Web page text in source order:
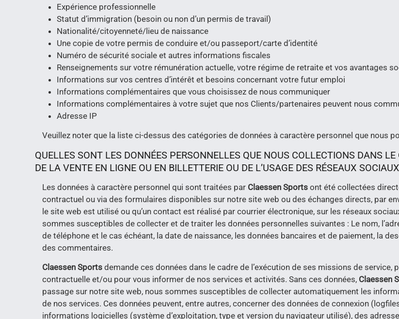
Expérience professionnelle
Statut d’immigration (besoin ou non d’un permis de travail)
Nationalité/citoyenneté/lieu de naissance
Une copie de votre permis de conduire et/ou passeport/carte d’identité
Numéro de sécurité sociale et autres informations fiscales
Renseignements sur votre rémunération actuelle, votre régime de retraite et vos avantages
Informations sur vos centres d’intérêt et besoins concernant votre futur emploi
Informations complémentaires que vous choisissez de nous communiquer
Informations complémentaires à votre sujet que nos Clients/partenaires peuvent nous
Adresse IP
Veuillez noter que la liste ci-dessus des catégories de données à caractère personnel que nous
QUELLES SONT LES DONNÉES PERSONNELLES QUE NOUS COLLECTIONS DANS
DE LA VENTE EN LIGNE OU EN BILLETTERIE OU DE L’USAGE DES RÉSEAUX
Les données à caractère personnel qui sont traitées par Claessen Sports ont été collectées
contractuel ou via des formulaires disponibles sur notre site web ou des échanges directs, par
le site web est utilisé ou qu’un contact est réalisé par courrier électronique, sur les réseaux
sommes susceptibles de collecter et de traiter les données personnelles suivantes : Le nom,
de téléphone et le cas échéant, la date de naissance, les données bancaires et de paiement, la
des commentaires.
Claessen Sports demande ces données dans le cadre de l’exécution de ses missions de
contractuelle et/ou pour vous informer de nos services et activités. Sans ces données, Claessen
passage sur notre site web, nous sommes susceptibles de collecter automatiquement les
de nos services. Ces données peuvent, entre autres, concerner des données de connexion
informations logicielles (système d’exploitation, type et version du navigateur utilisé), des